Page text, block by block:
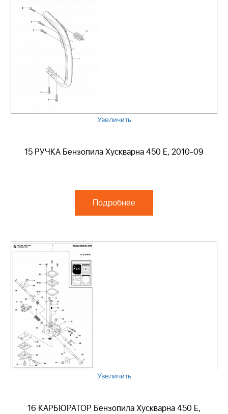
Увеличить
15 РУЧКА Бензопила Хускварна 450 E, 2010-09
Подробнее
Увеличить
16 КАРБЮРАТОР Бензопила Хускварна 450 E,